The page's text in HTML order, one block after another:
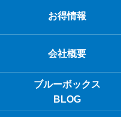
お得情報
会社概要
ブルーボックス
BLOG